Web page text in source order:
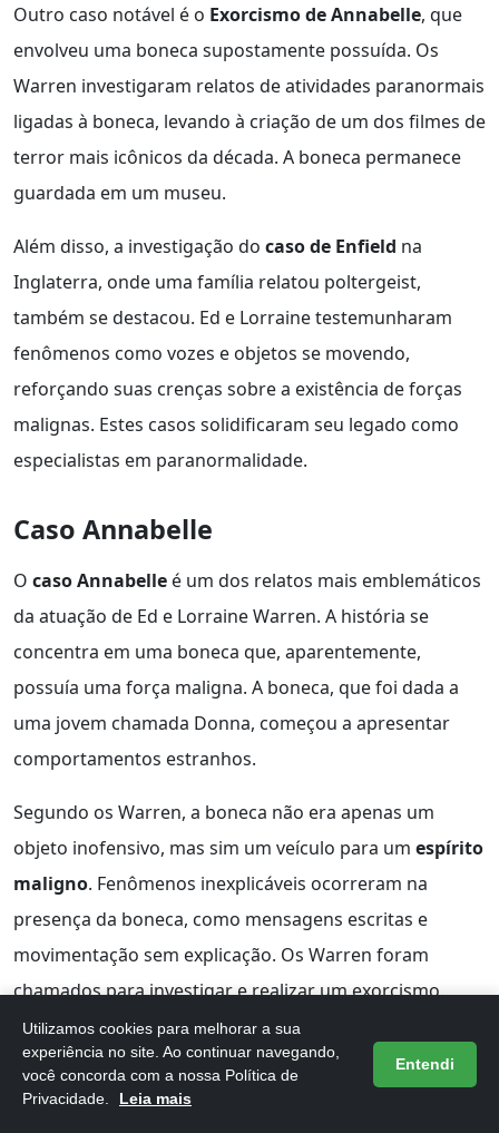
Outro caso notável é o Exorcismo de Annabelle, que
envolveu uma boneca supostamente possuída. Os
Warren investigaram relatos de atividades paranormais
ligadas à boneca, levando à criação de um dos filmes de
terror mais icônicos da década. A boneca permanece
guardada em um museu.
Além disso, a investigação do caso de Enfield na
Inglaterra, onde uma família relatou poltergeist,
também se destacou. Ed e Lorraine testemunharam
fenômenos como vozes e objetos se movendo,
reforçando suas crenças sobre a existência de forças
malignas. Estes casos solidificaram seu legado como
especialistas em paranormalidade.
Caso Annabelle
O caso Annabelle é um dos relatos mais emblemáticos
da atuação de Ed e Lorraine Warren. A história se
concentra em uma boneca que, aparentemente,
possuía uma força maligna. A boneca, que foi dada a
uma jovem chamada Donna, começou a apresentar
comportamentos estranhos.
Segundo os Warren, a boneca não era apenas um
objeto inofensivo, mas sim um veículo para um espírito
maligno. Fenômenos inexplicáveis ocorreram na
presença da boneca, como mensagens escritas e
movimentação sem explicação. Os Warren foram
chamados para investigar e realizar um exorcismo.
Após a intervenção dos Warren, a boneca foi colocada
em umavitóriade vidro em seu museu, onde
permanece até hoje. O caso Annabelle se tornou um
Utilizamos cookies para melhorar a sua
experiência no site. Ao continuar navegando,
você concorda com a nossa Política de
Privacidade.
Leia mais
Entendi